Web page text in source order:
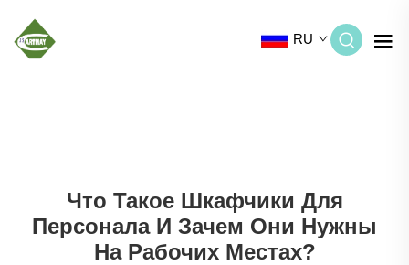
RU
Что Такое Шкафчики Для
Персонала И Зачем Они Нужны
На Рабочих Местах?